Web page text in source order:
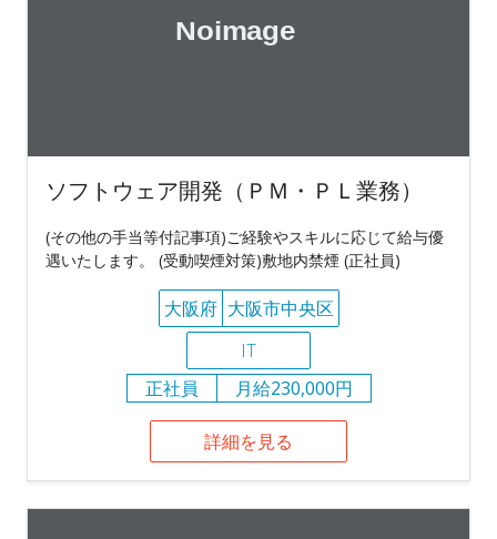
ソフトウェア開発（ＰＭ・ＰＬ業務）
(その他の手当等付記事項)ご経験やスキルに応じて給与優
遇いたします。 (受動喫煙対策)敷地内禁煙 (正社員)
大阪府 大阪市中央区
IT
正社員
月給230,000円
詳細を見る